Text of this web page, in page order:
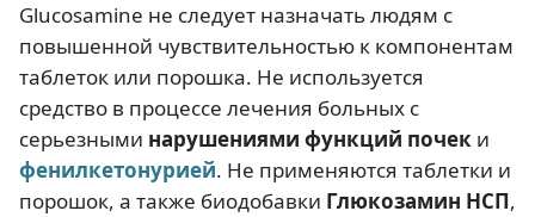
Glucosamine не следует назначать людям с
повышенной чувствительностью к компонентам
таблеток или порошка. Не используется
средство в процессе лечения больных с
серьезными нарушениями функций почек и
фенилкетонурией. Не применяются таблетки и
порошок, а также биодобавки Глюкозамин НСП,